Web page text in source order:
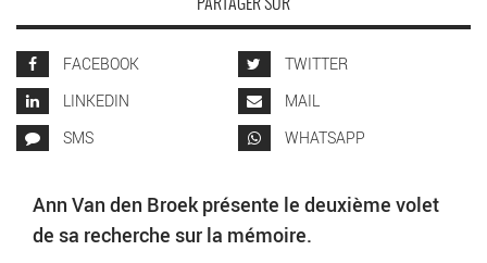
PARTAGER SUR
FACEBOOK
TWITTER
LINKEDIN
MAIL
SMS
WHATSAPP
Ann Van den Broek présente le deuxième volet
de sa recherche sur la mémoire.